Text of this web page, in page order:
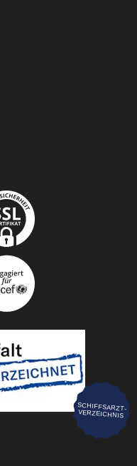
SCHIFFSARZT-
VERZEICHNIS